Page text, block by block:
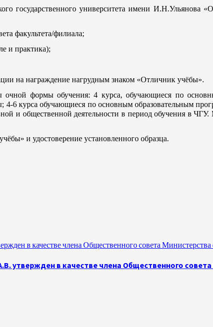
государственного университета имени И.Н.Ульянова
факультета/филиала;
и практика);
на награждение нагрудным знаком «Отличник учёбы».
очной формы обучения: 4 курса, обучающиеся по
4-6 курса обучающиеся по основным образовательным
и общественной деятельности в период обучения в
и удостоверение установленного образца.
в качестве члена Общественного совета
утвержден в качестве члена Общественного